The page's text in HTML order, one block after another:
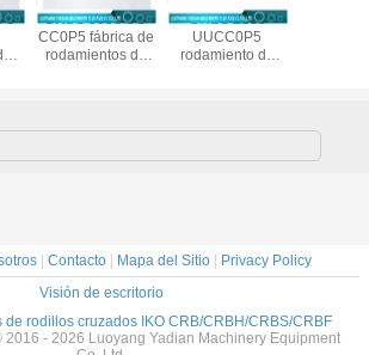
CRBS 9008 UU
CC0P5 fábrica de
rodamientos de
CRBS 1108
UUCC0P5
rodamiento de
| Contacto| Mapa del Sitio| Privacy Policy
Visión de escritorio
rodillos cruzados IKO CRB/CRBH/CRBS/CRBF
2016 - 2026 Luoyang Yadian Machinery Equipment